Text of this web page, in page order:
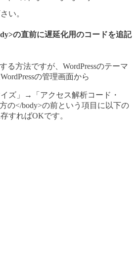
い。
の直前に遅延化用のコードを追記
る方法ですが、WordPressのテーマ
の管理画面から
ズ」→「アクセス解析コード・
の</body>の前という項目に以下の
すればOKです。